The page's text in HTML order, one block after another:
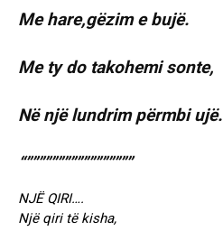
Me hare,gëzim e bujë.
Me ty do takohemi sonte,
Në një lundrim përmbi ujë.
“”””””””””””””””””
NJË QIRI….
Një qiri të kisha,